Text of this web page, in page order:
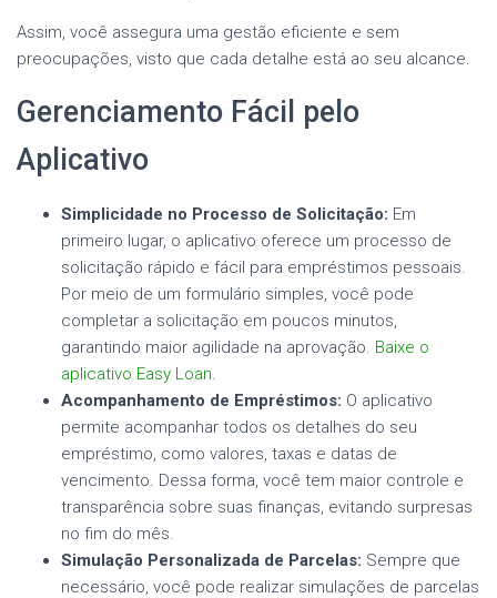
Assim, você assegura uma gestão eficiente e sem
preocupações, visto que cada detalhe está ao seu alcance.
Gerenciamento Fácil pelo
Aplicativo
Simplicidade no Processo de Solicitação: Em
primeiro lugar, o aplicativo oferece um processo de
solicitação rápido e fácil para empréstimos pessoais.
Por meio de um formulário simples, você pode
completar a solicitação em poucos minutos,
garantindo maior agilidade na aprovação. Baixe o
aplicativo Easy Loan.
Acompanhamento de Empréstimos: O aplicativo
permite acompanhar todos os detalhes do seu
empréstimo, como valores, taxas e datas de
vencimento. Dessa forma, você tem maior controle e
transparência sobre suas finanças, evitando surpresas
no fim do mês.
Simulação Personalizada de Parcelas: Sempre que
necessário, você pode realizar simulações de parcelas